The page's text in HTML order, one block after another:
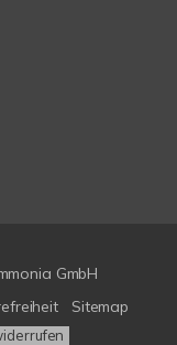
GmbH
Sitemap